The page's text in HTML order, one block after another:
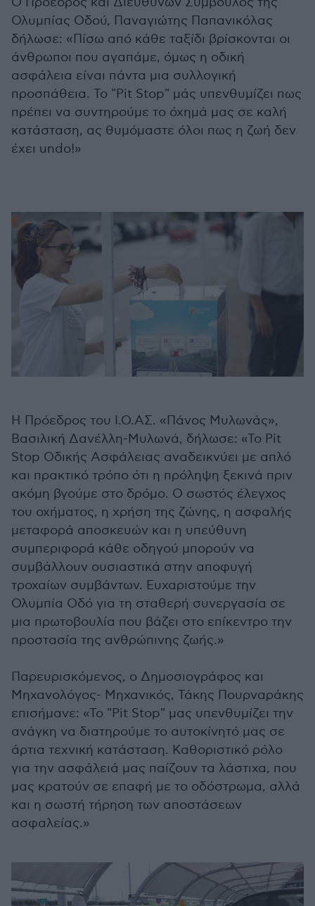
Ολυμπίας Οδού, Παναγιώτης Παπανικόλας
δήλωσε: «Πίσω από κάθε ταξίδι βρίσκονται οι
άνθρωποι που αγαπάμε, όμως η οδική
ασφάλεια είναι πάντα μια συλλογική
προσπάθεια. Το "Pit Stop" μάς υπενθυμίζει πως
πρέπει να συντηρούμε το όχημά μας σε καλή
κατάσταση, ας θυμόμαστε όλοι πως η ζωή δεν
έχει undo!»
Η Πρόεδρος του Ι.Ο.ΑΣ. «Πάνος Μυλωνάς»,
Βασιλική Δανέλλη-Μυλωνά, δήλωσε: «Το Pit
Stop Οδικής Ασφάλειας αναδεικνύει με απλό
και πρακτικό τρόπο ότι η πρόληψη ξεκινά πριν
ακόμη βγούμε στο δρόμο. Ο σωστός έλεγχος
του οχήματος, η χρήση της ζώνης, η ασφαλής
μεταφορά αποσκευών και η υπεύθυνη
συμπεριφορά κάθε οδηγού μπορούν να
συμβάλλουν ουσιαστικά στην αποφυγή
τροχαίων συμβάντων. Ευχαριστούμε την
Ολυμπία Οδό για τη σταθερή συνεργασία σε
μια πρωτοβουλία που βάζει στο επίκεντρο την
προστασία της ανθρώπινης ζωής.»
Παρευρισκόμενος, ο Δημοσιογράφος και
Μηχανολόγος- Μηχανικός, Τάκης Πουρναράκης
επισήμανε: «Το "Pit Stop" μας υπενθυμίζει την
ανάγκη να διατηρούμε το αυτοκίνητό μας σε
άρτια τεχνική κατάσταση. Καθοριστικό ρόλο
για την ασφάλειά μας παίζουν τα λάστιχα, που
μας κρατούν σε επαφή με το οδόστρωμα, αλλά
και η σωστή τήρηση των αποστάσεων
ασφαλείας.»